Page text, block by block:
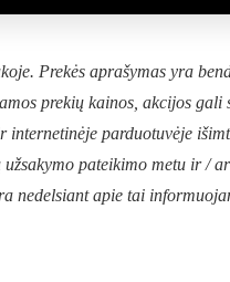
Prekės aprašymas yra
prekių kainos, akcijos
parduotuvėje
pateikimo metu ir /
nedelsiant apie tai